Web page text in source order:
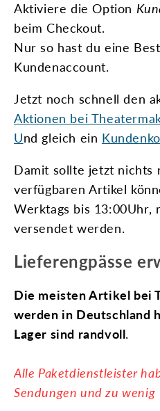
Aktiviere die Option
beim Checkout.
Nur so hast du eine
Kundenaccount.
Jetzt noch schnell den
Aktionen bei
Und gleich ein
Damit sollte jetzt nichts
verfügbaren Artikel
Werktags bis 13:00Uhr,
versendet werden.
Lieferengpässe
Die meisten Artikel bei
werden in Deutschland
Lager sind randvoll.
Alle Paketdienstleister
Sendungen und zu wenig